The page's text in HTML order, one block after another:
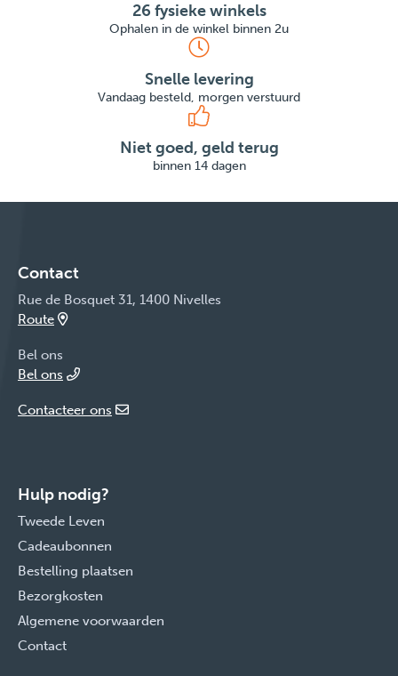
26 fysieke winkels
Ophalen in de winkel binnen 2u
Snelle levering
Vandaag besteld, morgen verstuurd
Niet goed, geld terug
binnen 14 dagen
Contact
Rue de Bosquet 31, 1400 Nivelles
Route
Bel ons
Bel ons
Contacteer ons
Hulp nodig?
Tweede Leven
Cadeaubonnen
Bestelling plaatsen
Bezorgkosten
Algemene voorwaarden
Contact